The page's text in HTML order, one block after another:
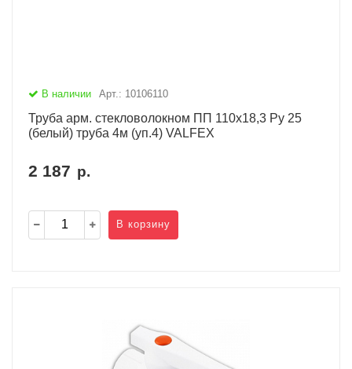
В наличии Арт.: 10106110
Труба арм. стекловолокном ПП 110х18,3 Ру 25
(белый) труба 4м (уп.4) VALFEX
2 187 р.
В корзину